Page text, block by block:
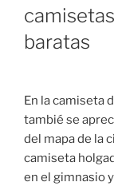
baratas
En la camiseta
tambié se
del mapa de la
camiseta
en el gimnasio